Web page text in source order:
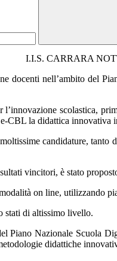
I.I.S. CARRARA
docenti nell’ambito del
scolastica,
CBL la didattica innovativa
candidature,
vincitori, è stato
on line, utilizzando
stati di altissimo livello.
Piano Nazionale Scuola
didattiche